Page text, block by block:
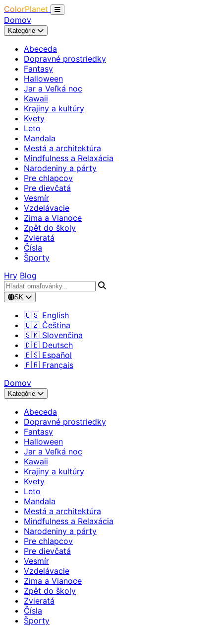
ColorPlanet
Domov
Kategórie
Abeceda
Dopravné prostriedky
Fantasy
Halloween
Jar a Veľká noc
Kawaii
Krajiny a kultúry
Kvety
Leto
Mandala
Mestá a architektúra
Mindfulness a Relaxácia
Narodeniny a párty
Pre chlapcov
Pre dievčatá
Vesmír
Vzdelávacie
Zima a Vianoce
Zpět do školy
Zvieratá
Čísla
Športy
Hry Blog
SK
🇺🇸 English
🇨🇿 Čeština
🇸🇰 Slovenčina
🇩🇪 Deutsch
🇪🇸 Español
🇫🇷 Français
Domov
Kategórie
Abeceda
Dopravné prostriedky
Fantasy
Halloween
Jar a Veľká noc
Kawaii
Krajiny a kultúry
Kvety
Leto
Mandala
Mestá a architektúra
Mindfulness a Relaxácia
Narodeniny a párty
Pre chlapcov
Pre dievčatá
Vesmír
Vzdelávacie
Zima a Vianoce
Zpět do školy
Zvieratá
Čísla
Športy